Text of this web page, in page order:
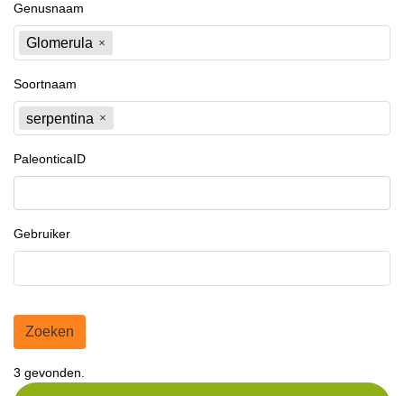
Genusnaam
Glomerula
Soortnaam
serpentina
PaleonticaID
Gebruiker
Zoeken
3 gevonden.